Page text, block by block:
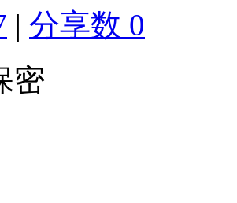
| 分享数 0
密